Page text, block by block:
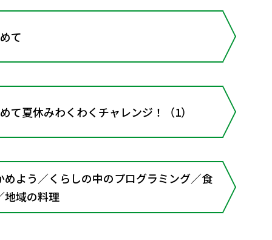
て
て夏休みわくわくチャレンジ！（1）
よう／くらしの中のプログラミング／食
地域の料理